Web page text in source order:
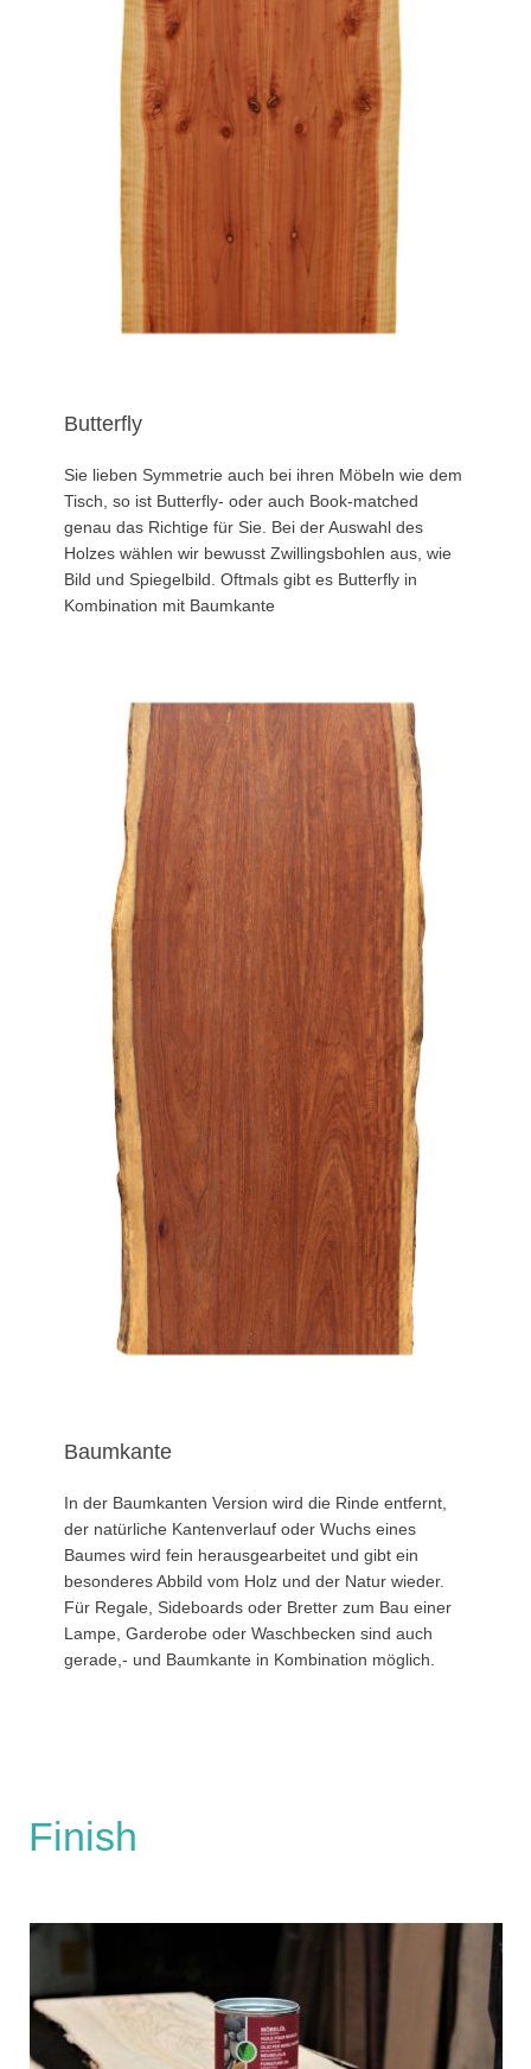
Butterfly
Sie lieben Symmetrie auch bei ihren Möbeln wie dem
Tisch, so ist Butterfly- oder auch Book-matched
genau das Richtige für Sie. Bei der Auswahl des
Holzes wählen wir bewusst Zwillingsbohlen aus, wie
Bild und Spiegelbild. Oftmals gibt es Butterfly in
Kombination mit Baumkante
Baumkante
In der Baumkanten Version wird die Rinde entfernt,
der natürliche Kantenverlauf oder Wuchs eines
Baumes wird fein herausgearbeitet und gibt ein
besonderes Abbild vom Holz und der Natur wieder.
Für Regale, Sideboards oder Bretter zum Bau einer
Lampe, Garderobe oder Waschbecken sind auch
gerade,- und Baumkante in Kombination möglich.
Finish